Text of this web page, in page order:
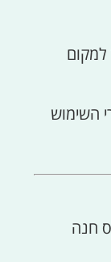
השימוש
חנה